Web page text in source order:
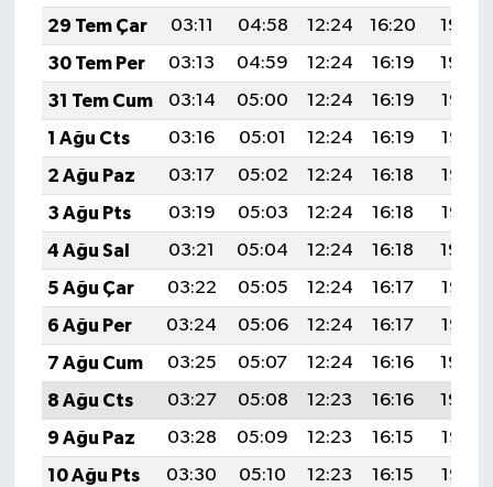
29 Tem Çar
03:11 04:58 12:24 16:20
19:40
30 Tem Per
03:13 04:59 12:24 16:19
19:39
31 Tem Cum
03:14 05:00 12:24 16:19
19:38
1 Ağu Cts
03:16 05:01 12:24 16:19
19:37
2 Ağu Paz
03:17 05:02 12:24 16:18
19:36
3 Ağu Pts
03:19 05:03 12:24 16:18
19:35
4 Ağu Sal
03:21 05:04 12:24 16:18
19:34
5 Ağu Çar
03:22 05:05 12:24 16:17
19:33
6 Ağu Per
03:24 05:06 12:24 16:17
19:32
7 Ağu Cum
03:25 05:07 12:24 16:16
19:30
8 Ağu Cts
03:27 05:08 12:23 16:16
19:29
9 Ağu Paz
03:28 05:09 12:23 16:15
19:28
10 Ağu Pts
03:30 05:10 12:23 16:15
19:27